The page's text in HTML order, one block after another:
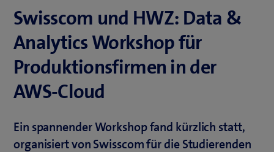
Swisscom und HWZ: Data &
Analytics Workshop für
Produktionsfirmen in der
AWS-Cloud
Ein spannender Workshop fand kürzlich statt,
organisiert von Swisscom für die Studierenden